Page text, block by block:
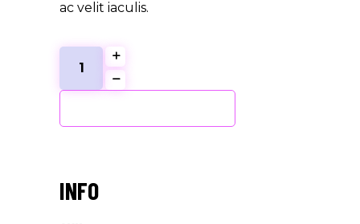
ac velit iaculis.
Design
quantity